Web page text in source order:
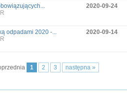
2020-09-24
odpadami 2020 -...
2020-09-14
1 2 3 następna »